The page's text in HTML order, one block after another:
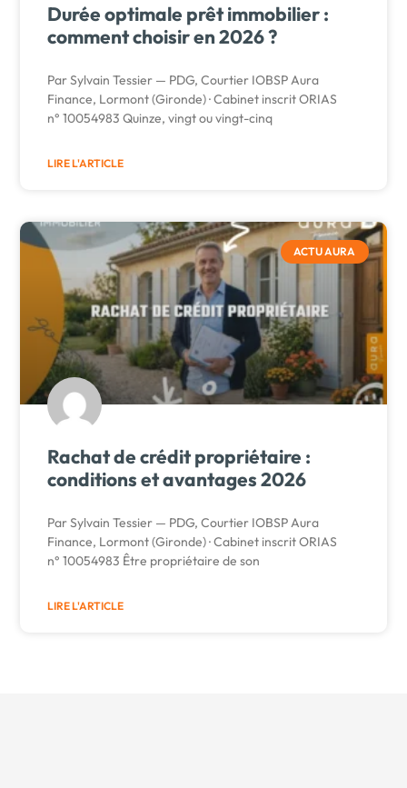
Durée optimale prêt immobilier :
comment choisir en 2026 ?
Par Sylvain Tessier — PDG, Courtier IOBSP Aura
Finance, Lormont (Gironde) · Cabinet inscrit ORIAS
n° 10054983 Quinze, vingt ou vingt-cinq
LIRE L'ARTICLE
ACTU AURA
Rachat de crédit propriétaire :
conditions et avantages 2026
Par Sylvain Tessier — PDG, Courtier IOBSP Aura
Finance, Lormont (Gironde) · Cabinet inscrit ORIAS
n° 10054983 Être propriétaire de son
LIRE L'ARTICLE